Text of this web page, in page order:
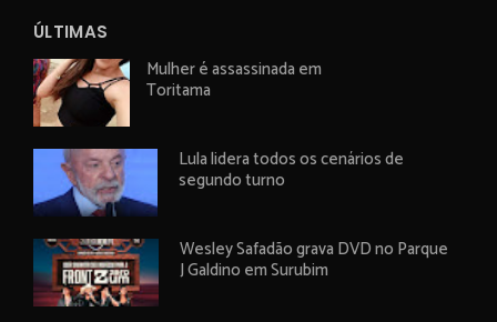
ÚLTIMAS
Mulher é assassinada em
Toritama
Lula lidera todos os cenários de
segundo turno
Wesley Safadão grava DVD no Parque
J Galdino em Surubim